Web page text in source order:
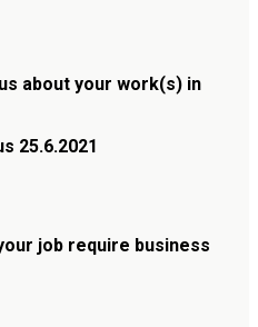
about your work(s) in
25.6.2021
job require business